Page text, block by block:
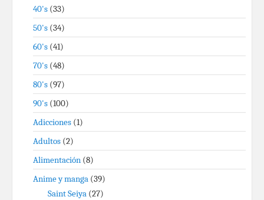
40's (33)
50's (34)
60's (41)
70's (48)
80's (97)
90's (100)
Adicciones (1)
Adultos (2)
Alimentación (8)
Anime y manga (39)
Saint Seiya (27)